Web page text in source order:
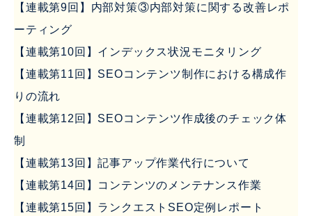
【連載第9回】内部対策③内部対策に関する改善レポ
ーティング
【連載第10回】インデックス状況モニタリング
【連載第11回】SEOコンテンツ制作における構成作
りの流れ
【連載第12回】SEOコンテンツ作成後のチェック体
制
【連載第13回】記事アップ作業代行について
【連載第14回】コンテンツのメンテナンス作業
【連載第15回】ランクエストSEO定例レポート